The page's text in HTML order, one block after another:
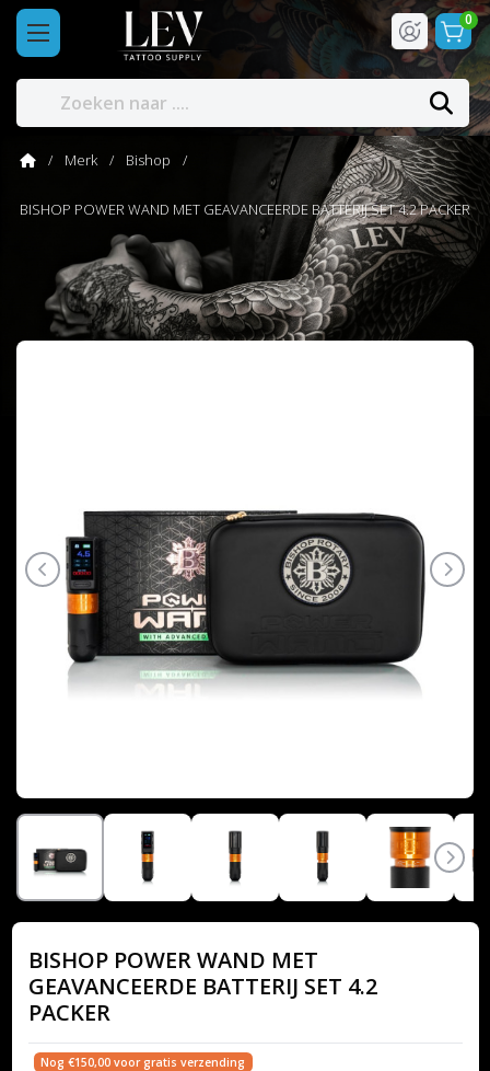
0
Merk Bishop
BISHOP POWER WAND MET GEAVANCEERDE BATTERIJ SET 4.2 PACKER
BISHOP POWER WAND MET
GEAVANCEERDE BATTERIJ SET 4.2
PACKER
Nog €150,00 voor gratis verzending